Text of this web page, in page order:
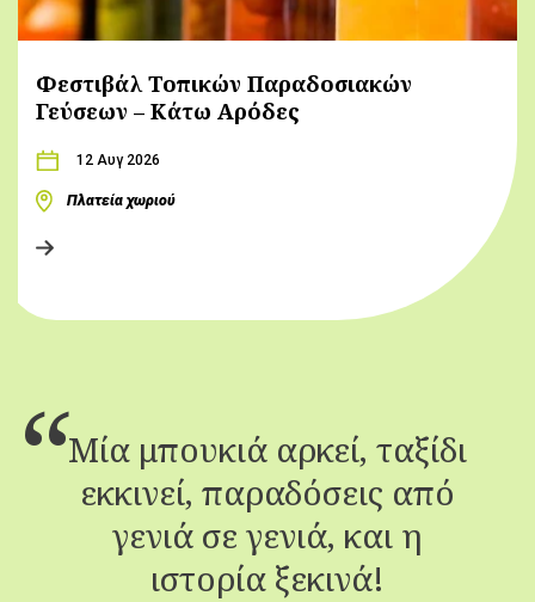
Φεστιβάλ Τοπικών Παραδοσιακών
Γεύσεων – Κάτω Αρόδες
12 Αυγ 2026
Πλατεία χωριού
Μία μπουκιά αρκεί, ταξίδι
εκκινεί, παραδόσεις από
γενιά σε γενιά, και η
ιστορία ξεκινά!